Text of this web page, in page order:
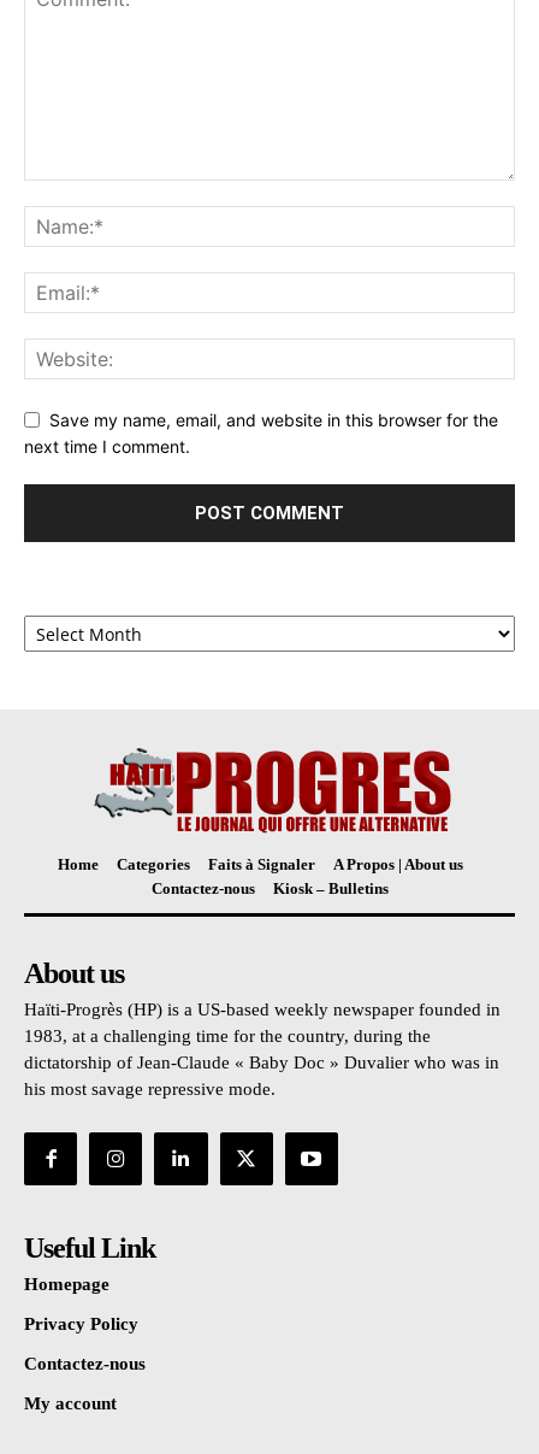
Save my name, email, and website in this browser for the
next time I comment.
Archives
Home Categories Faits à Signaler
A Propos | About us
Contactez-nous
Kiosk – Bulletins
About us
Haïti-Progrès (HP) is a US-based weekly newspaper founded in
1983, at a challenging time for the country, during the
dictatorship of Jean-Claude « Baby Doc » Duvalier who was in
his most savage repressive mode.
Useful Link
Homepage
Privacy Policy
Contactez-nous
My account